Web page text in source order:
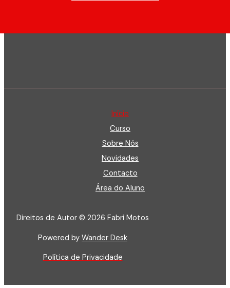
Início
Curso
Sobre Nós
Novidades
Contacto
Área do Aluno
Direitos de Autor © 2026 Fabri Motos
Powered by Wander Desk
Política de Privacidade